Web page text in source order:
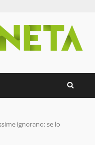
ignorano: se lo